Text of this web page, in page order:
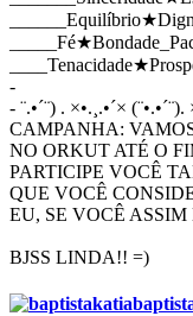
-
- ¨.•´¨) . ×•.¸.•´×
CAMPANHA:
NO ORKUT ATÉ O
PARTICIPE VOCÊ
QUE VOCÊ
EU, SE VOCÊ
BJSS LINDA!! =)